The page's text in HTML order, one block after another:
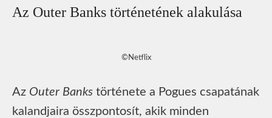
Az Outer Banks történetének alakulása
©Netflix
Az Outer Banks története a Pogues csapatának
kalandjaira összpontosít, akik minden